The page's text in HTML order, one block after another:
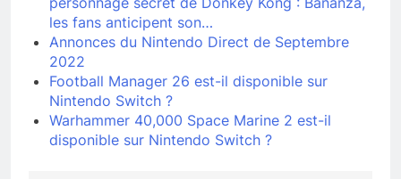
les fans anticipent son…
Annonces du Nintendo Direct de Septembre
2022
Football Manager 26 est-il disponible sur
Nintendo Switch ?
Warhammer 40,000 Space Marine 2 est-il
disponible sur Nintendo Switch ?